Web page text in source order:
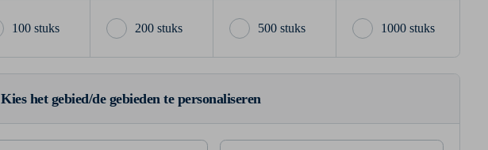
100 stuks 200 stuks 500 stuks 1000 stuks
Kies het gebied/de gebieden te personaliseren